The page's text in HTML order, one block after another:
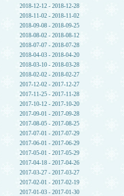
2018-12-12 - 2018-12-28
2018-11-02 - 2018-11-02
2018-09-08 - 2018-09-25
2018-08-02 - 2018-08-12
2018-07-07 - 2018-07-28
2018-04-03 - 2018-04-20
2018-03-10 - 2018-03-28
2018-02-02 - 2018-02-27
2017-12-02 - 2017-12-27
2017-11-25 - 2017-11-28
2017-10-12 - 2017-10-20
2017-09-01 - 2017-09-28
2017-08-05 - 2017-08-25
2017-07-01 - 2017-07-29
2017-06-01 - 2017-06-29
2017-05-01 - 2017-05-29
2017-04-18 - 2017-04-26
2017-03-27 - 2017-03-27
2017-02-01 - 2017-02-19
2017-01-03 - 2017-01-30